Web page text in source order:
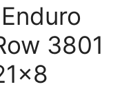
3801